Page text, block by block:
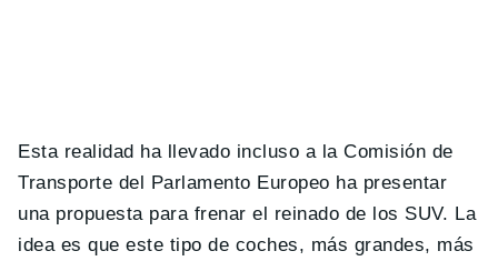
Esta realidad ha llevado incluso a la Comisión de
Transporte del Parlamento Europeo ha presentar
una propuesta para frenar el reinado de los SUV. La
idea es que este tipo de coches, más grandes, más